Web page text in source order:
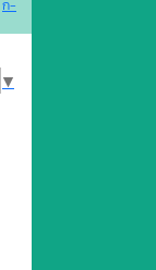
ก-
▼